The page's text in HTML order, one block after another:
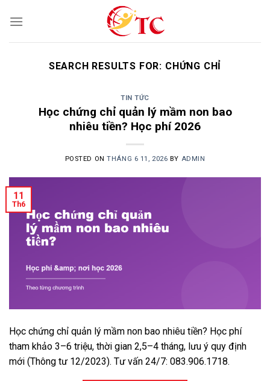
SEARCH RESULTS FOR: CHỨNG CHỈ
TIN TỨC
Học chứng chỉ quản lý mầm non bao
nhiêu tiền? Học phí 2026
POSTED ONTHÁNG 6 11, 2026 BY ADMIN
11
Th6
Học chứng chỉ quản lý mầm non bao nhiêu tiền? Học phí
tham khảo 3–6 triệu, thời gian 2,5–4 tháng, lưu ý quy định
mới (Thông tư 12/2023). Tư vấn 24/7: 083.906.1718.